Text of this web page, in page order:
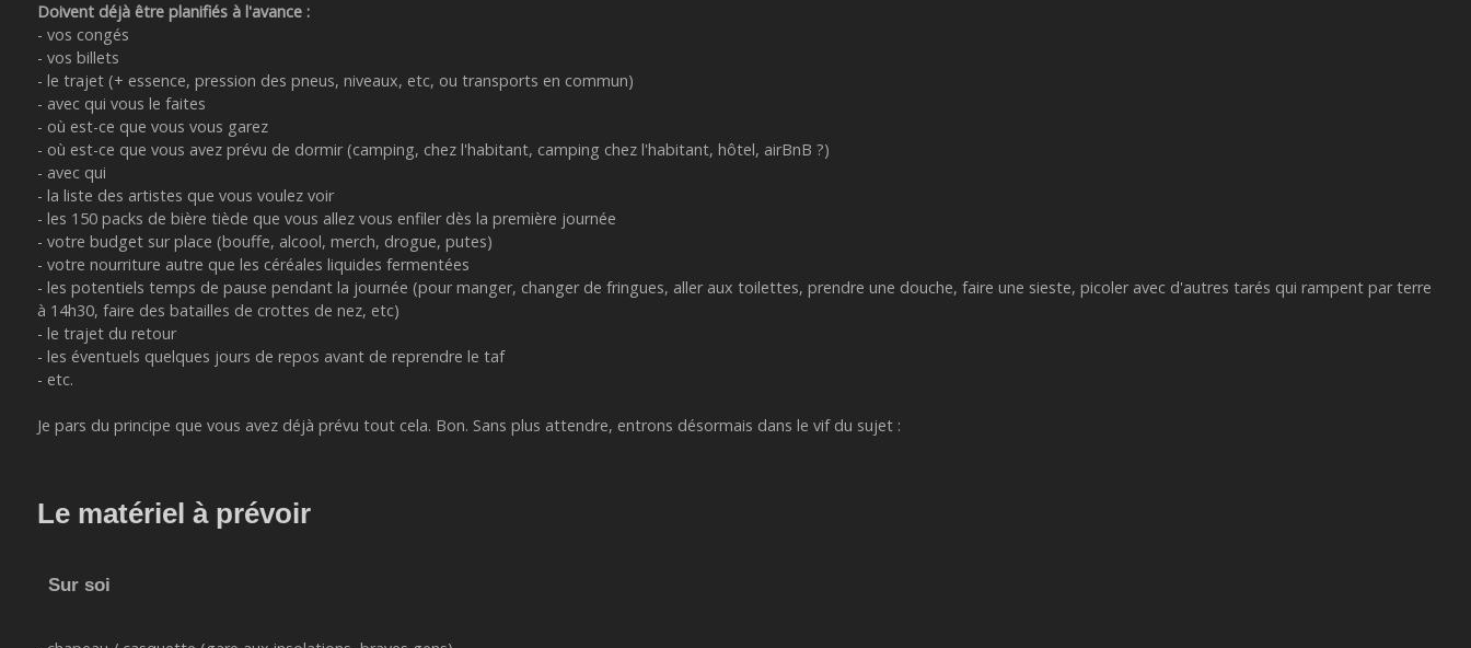
Doivent déjà être planifiés à l'avance :
- vos congés
- vos billets
- le trajet (+ essence, pression des pneus, niveaux, etc, ou transports en commun)
- avec qui vous le faites
- où est-ce que vous vous garez
- où est-ce que vous avez prévu de dormir (camping, chez l'habitant, camping chez l'habitant, hôtel, airBnB ?)
- avec qui
- la liste des artistes que vous voulez voir
- les 150 packs de bière tiède que vous allez vous enfiler dès la première journée
- votre budget sur place (bouffe, alcool, merch, drogue, putes)
- votre nourriture autre que les céréales liquides fermentées
- les potentiels temps de pause pendant la journée (pour manger, changer de fringues, aller aux toilettes, prendre une douche, faire une sieste, picoler avec d'autres tarés qui rampent par terre
à 14h30, faire des batailles de crottes de nez, etc)
- le trajet du retour
- les éventuels quelques jours de repos avant de reprendre le taf
- etc.
Je pars du principe que vous avez déjà prévu tout cela. Bon. Sans plus attendre, entrons désormais dans le vif du sujet :
Le matériel à prévoir
Sur soi